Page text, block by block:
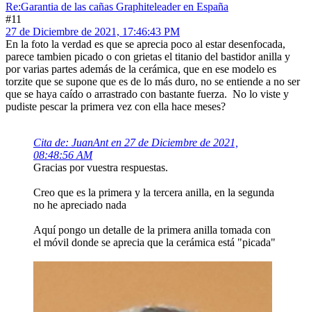
Re:Garantia de las cañas Graphiteleader en España
#11
27 de Diciembre de 2021, 17:46:43 PM
En la foto la verdad es que se aprecia poco al estar desenfocada,
parece tambien picado o con grietas el titanio del bastidor anilla y
por varias partes además de la cerámica, que en ese modelo es
torzite que se supone que es de lo más duro, no se entiende a no ser
que se haya caído o arrastrado con bastante fuerza. No lo viste y
pudiste pescar la primera vez con ella hace meses?
Cita de: JuanAnt en 27 de Diciembre de 2021,
08:48:56 AM
Gracias por vuestra respuestas.
Creo que es la primera y la tercera anilla, en la segunda
no he apreciado nada
Aquí pongo un detalle de la primera anilla tomada con
el móvil donde se aprecia que la cerámica está "picada"